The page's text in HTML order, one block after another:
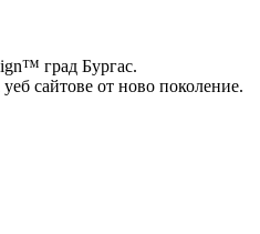
град Бургас.
сайтове от ново поколение.